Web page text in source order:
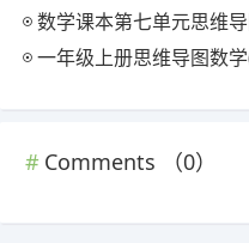
数学课本第七单元思维
一年级上册思维导图数
Comments （0）